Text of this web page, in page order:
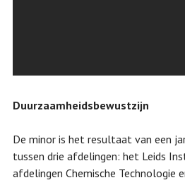
Duurzaamheidsbewustzijn
De minor is het resultaat van een
tussen drie afdelingen: het Leids
afdelingen Chemische Technologie